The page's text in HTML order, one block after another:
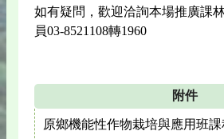
如有疑問，歡迎洽詢本場推廣課
員03-8521108轉1960
附件
原鄉機能性作物栽培與應用班課